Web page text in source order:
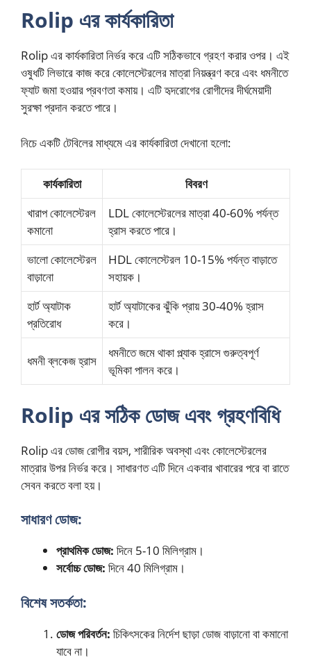
Rolip এর কার্যকারিতা
Rolip এর কার্যকারিতা নির্ভর করে এটি সঠিকভাবে গ্রহণ করার ওপর। এই
ওষুধটি লিভারে কাজ করে কোলেস্টেরলের মাত্রা নিয়ন্ত্রণ করে এবং ধমনীতে
ফ্যাট জমা হওয়ার প্রবণতা কমায়। এটি হৃদরোগের রোগীদের দীর্ঘমেয়াদী
সুরক্ষা প্রদান করতে পারে।
নিচে একটি টেবিলের মাধ্যমে এর কার্যকারিতা দেখানো হলো:
কার্যকারিতা
বিবরণ
খারাপ কোলেস্টেরল
কমানো
LDL কোলেস্টেরলের মাত্রা 40-60% পর্যন্ত
হ্রাস করতে পারে।
ভালো কোলেস্টেরল
বাড়ানো
HDL কোলেস্টেরল 10-15% পর্যন্ত বাড়াতে
সহায়ক।
হার্ট অ্যাটাক
প্রতিরোধ
হার্ট অ্যাটাকের ঝুঁকি প্রায় 30-40% হ্রাস
করে।
ধমনী ব্লকেজ হ্রাস
ধমনীতে জমে থাকা প্ল্যাক হ্রাসে গুরুত্বপূর্ণ
ভূমিকা পালন করে।
Rolip এর সঠিক ডোজ এবং গ্রহণবিধি
Rolip এর ডোজ রোগীর বয়স, শারীরিক অবস্থা এবং কোলেস্টেরলের
মাত্রার উপর নির্ভর করে। সাধারণত এটি দিনে একবার খাবারের পরে বা রাতে
সেবন করতে বলা হয়।
সাধারণ ডোজ:
প্রাথমিক ডোজ: দিনে 5-10 মিলিগ্রাম।
সর্বোচ্চ ডোজ: দিনে 40 মিলিগ্রাম।
বিশেষ সতর্কতা:
ডোজ পরিবর্তন: চিকিৎসকের নির্দেশ ছাড়া ডোজ বাড়ানো বা কমানো
যাবে না।